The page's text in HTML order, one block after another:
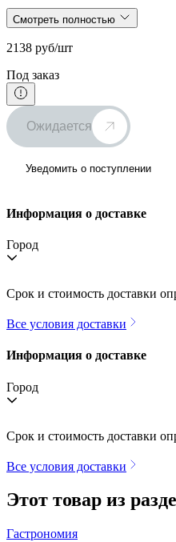
Смотреть полностью
2138 руб/шт
Под заказ
Ожидается
Уведомить о поступлении
Информация о доставке
Город
Срок и стоимость доставки
Все условия доставки
Информация о доставке
Город
Срок и стоимость доставки
Все условия доставки
Этот товар из
Гастрономия